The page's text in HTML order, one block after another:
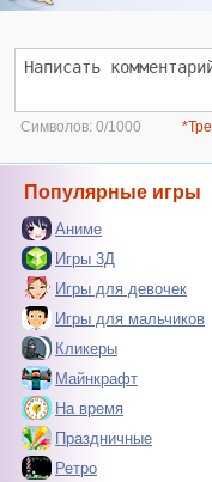
Символов: 0/1000
Популярные игры
Аниме
Игры 3Д
Игры для девочек
Игры для мальчиков
Кликеры
Майнкрафт
На время
Праздничные
Ретро